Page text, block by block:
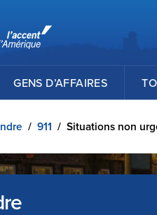
GENS D’AFFAIRES
/ 911 / Situations non